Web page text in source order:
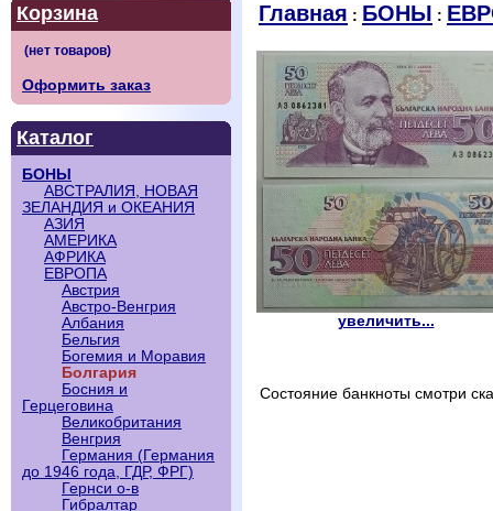
Корзина
Оформить заказ
Каталог
БОНЫ
АВСТРАЛИЯ, НОВАЯ
ЗЕЛАНДИЯ и ОКЕАНИЯ
АЗИЯ
АМЕРИКА
АФРИКА
ЕВРОПА
Австрия
Австро-Венгрия
Албания
Бельгия
Богемия и Моравия
Болгария
Босния и
Герцеговина
Великобритания
Венгрия
Германия (Германия
до 1946 года, ГДР, ФРГ)
Гернси о-в
Гибралтар
Главная : БОНЫ :
увеличить...
Состояние банкноты смотри